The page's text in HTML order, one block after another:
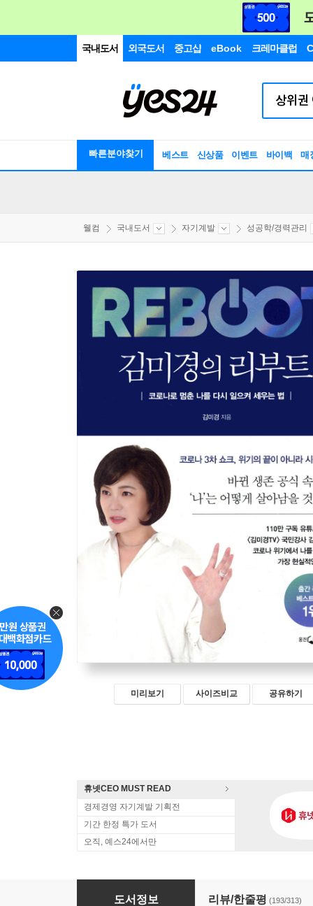
국내도서 외국도서 중고샵 eBook 크레마클럽
빠른분야찾기 베스트 신상품 이벤트 바이백 매
웰컴 국내도서 자기계발 성공학/경력관리
미리보기 사이즈비교 공유하기
휴넷CEO MUST READ
경제경영 자기계발 기획전
기간 한정 특가 도서
오직, 예스24에서만
김미경의 리부트
도서정보 리뷰/한줄평 (193/313)